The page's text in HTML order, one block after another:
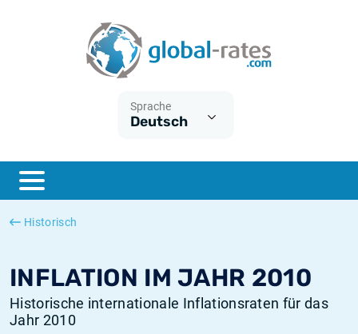
Sprache
Deutsch
Historisch
INFLATION IM JAHR 2010
Historische internationale Inflationsraten für das
Jahr 2010
ESTER
SONIA
Was ist die VPI-Inflation?
Was ist die HVPI-Inflation?
Deutsche inflation
Europäische inflation
Historische Euribor-Sätze
Historische ESTER-Sätze
Historische SOFR-Sätze
Historische SONIA-Sätze
Inflationsrechner